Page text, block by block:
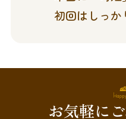
初回はしっか
お気軽に